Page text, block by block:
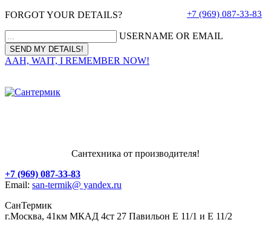
FORGOT YOUR DETAILS?
USERNAME OR EMAIL
AAH, WAIT, I REMEMBER NOW!
+7 (969) 087-33-83
Сантехника от производителя!
+7 (969) 087-33-83
Email: san-termik@ yandex.ru
СанТермик
г.Москва, 41км МКАД 4ст 27 Павильон Е 11/1 и Е 11/2